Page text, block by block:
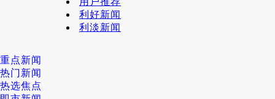
重点新闻
热门新闻
热选焦点
利好新闻
利淡新闻